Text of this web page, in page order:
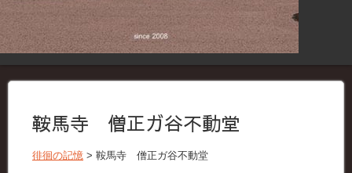
鞍馬寺 僧正ガ谷不動堂
徘徊の記憶 > 鞍馬寺 僧正ガ谷不動堂